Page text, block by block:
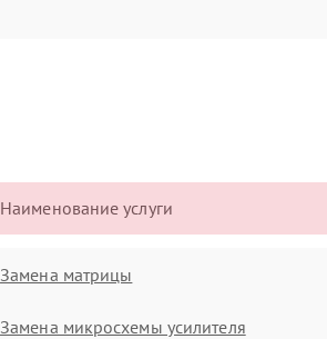
Наименование услуги
Замена матрицы
Замена микросхемы усилителя